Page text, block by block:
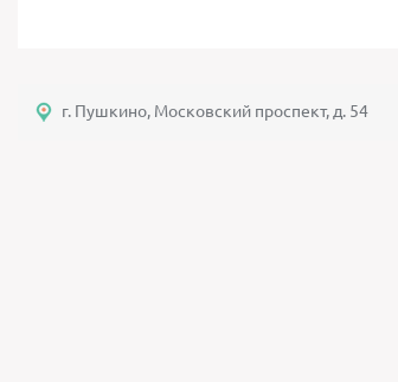
г. Пушкино, Московский проспект, д. 54